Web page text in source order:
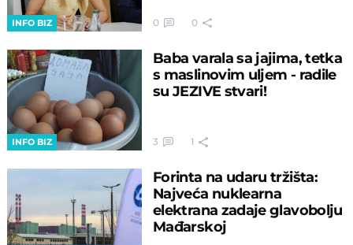
INFO BIZ 0 0
INFO BIZ
Baba varala sa jajima, tetka
s maslinovim uljem - radile
su JEZIVE stvari!
3 1
Forinta na udaru tržišta:
Najveća nuklearna
elektrana zadaje glavobolju
Mađarskoj